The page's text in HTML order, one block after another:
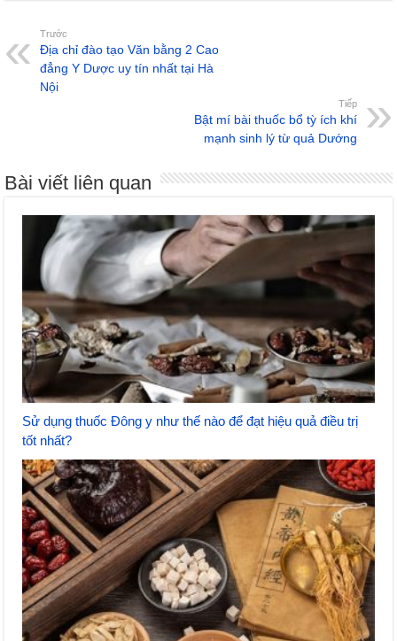
Trước
Địa chỉ đào tạo Văn bằng 2 Cao
đẳng Y Dược uy tín nhất tại Hà
Nội
Tiếp
Bật mí bài thuốc bổ tỳ ích khí
mạnh sinh lý từ quả Dướng
Bài viết liên quan
Sử dụng thuốc Đông y như thế nào để đạt hiệu quả điều trị
tốt nhất?